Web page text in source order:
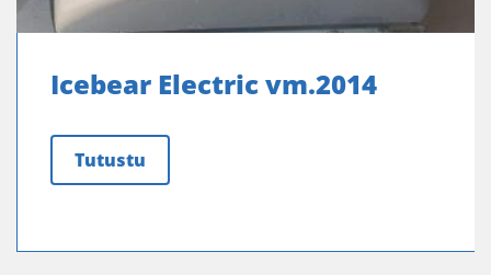
Icebear Electric vm.2014
Tutustu